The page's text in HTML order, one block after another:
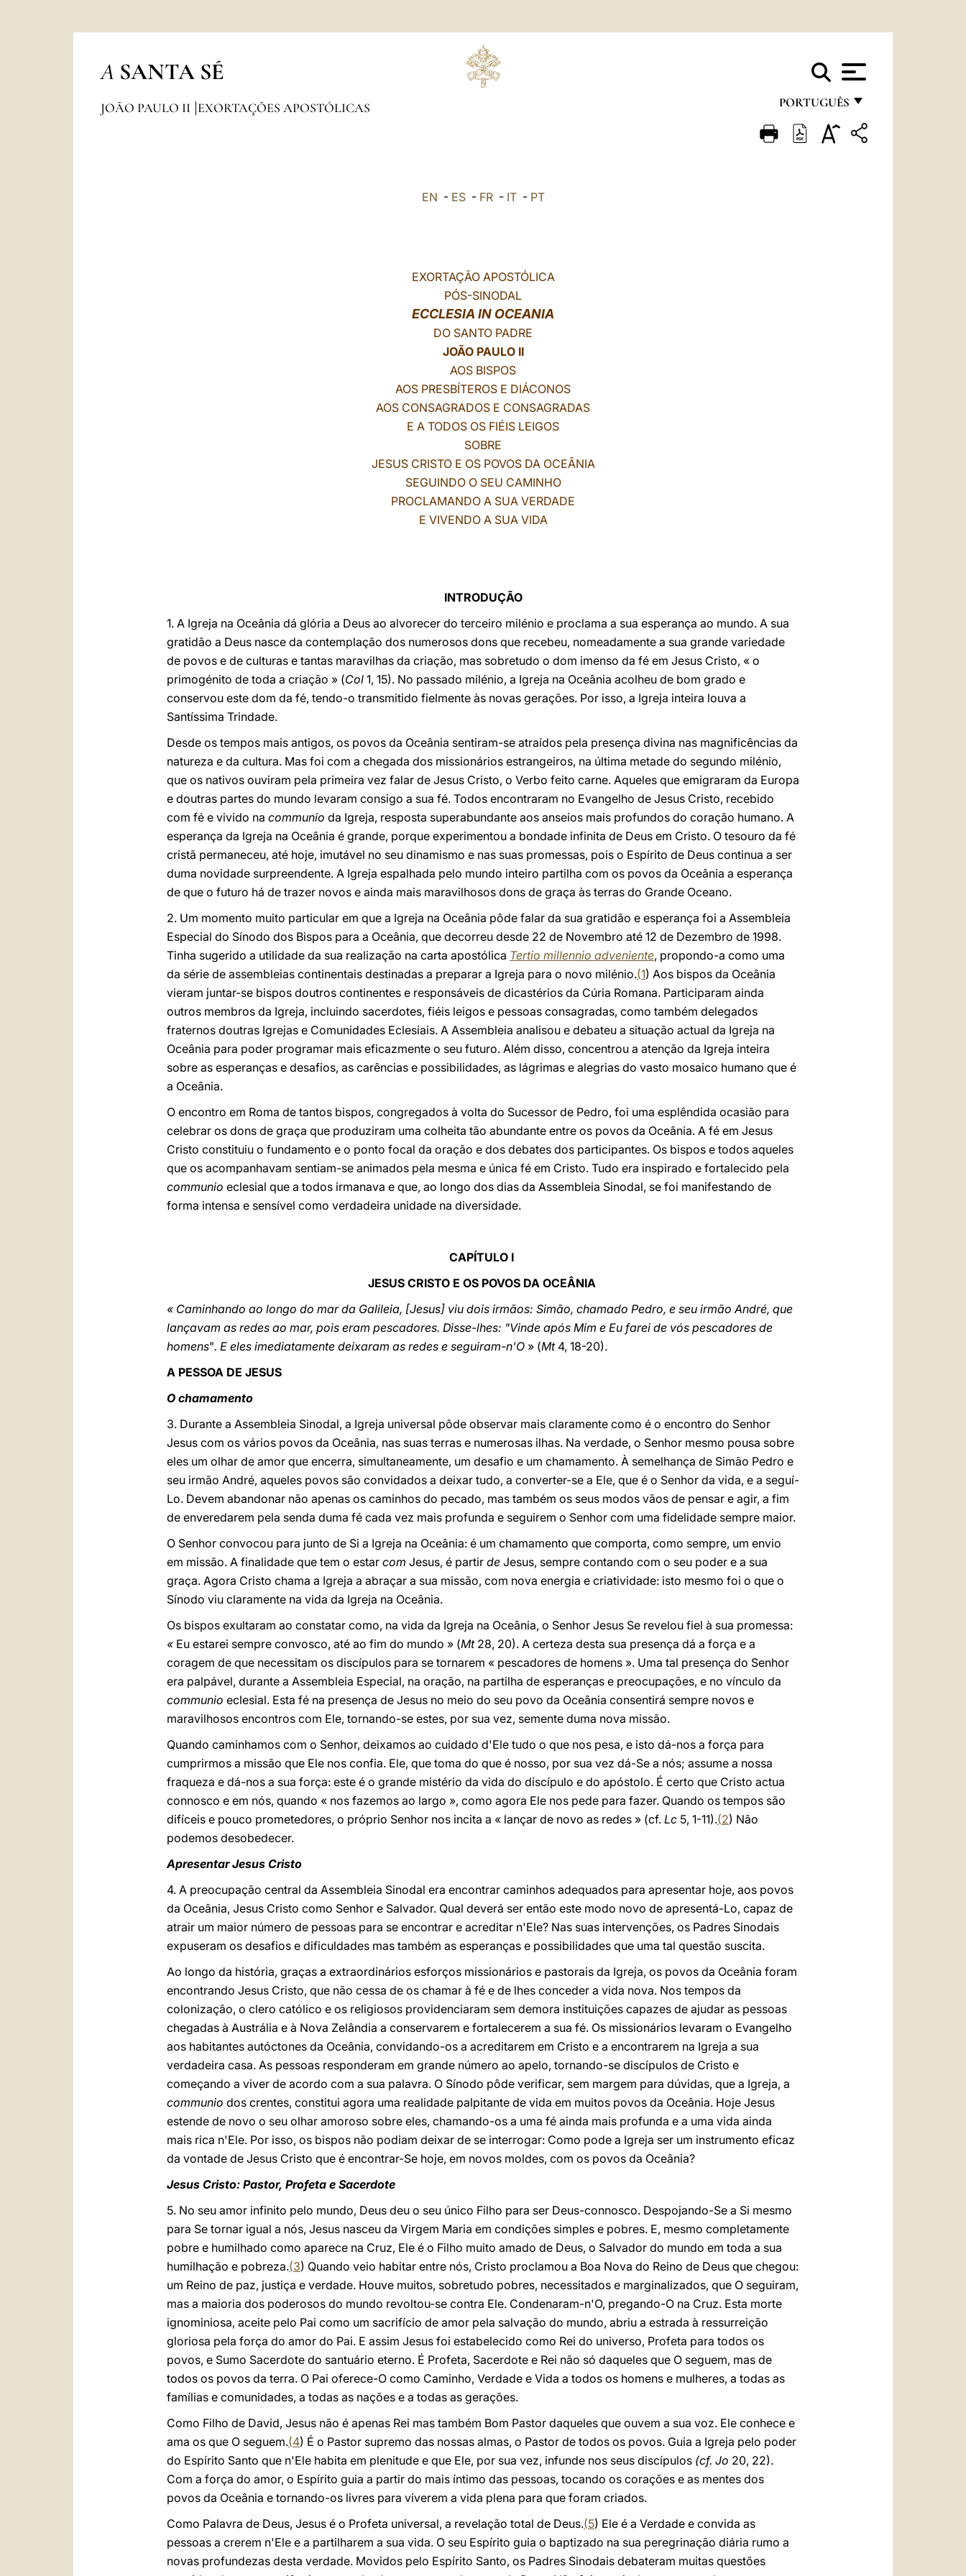
A SANTA SÉ
PORTUGUÊS
FRANÇAIS
JOÃO PAULO II EXORTAÇÕES APOSTÓLICAS
EN - ES- FR- IT- PT
EXORTAÇÃO APOSTÓLICA
PÓS-SINODAL
ECCLESIA IN OCEANIA
DO SANTO PADRE
JOÃO PAULO II
AOS BISPOS
AOS PRESBÍTEROS E DIÁCONOS
AOS CONSAGRADOS E CONSAGRADAS
E A TODOS OS FIÉIS LEIGOS
SOBRE
JESUS CRISTO E OS POVOS DA OCEÂNIA
SEGUINDO O SEU CAMINHO
PROCLAMANDO A SUA VERDADE
E VIVENDO A SUA VIDA
INTRODUÇÃO
1. A Igreja na Oceânia dá glória a Deus ao alvorecer do terceiro milénio e proclama a sua esperança ao mundo. A sua
gratidão a Deus nasce da contemplação dos numerosos dons que recebeu, nomeadamente a sua grande variedade
de povos e de culturas e tantas maravilhas da criação, mas sobretudo o dom imenso da fé em Jesus Cristo, « o
primogénito de toda a criação » (Col 1, 15). No passado milénio, a Igreja na Oceânia acolheu de bom grado e
conservou este dom da fé, tendo-o transmitido fielmente às novas gerações. Por isso, a Igreja inteira louva a
Santíssima Trindade.
Desde os tempos mais antigos, os povos da Oceânia sentiram-se atraídos pela presença divina nas magnificências da
natureza e da cultura. Mas foi com a chegada dos missionários estrangeiros, na última metade do segundo milénio,
que os nativos ouviram pela primeira vez falar de Jesus Cristo, o Verbo feito carne. Aqueles que emigraram da Europa
e doutras partes do mundo levaram consigo a sua fé. Todos encontraram no Evangelho de Jesus Cristo, recebido
com fé e vivido na communio da Igreja, resposta superabundante aos anseios mais profundos do coração humano. A
esperança da Igreja na Oceânia é grande, porque experimentou a bondade infinita de Deus em Cristo. O tesouro da fé
cristã permaneceu, até hoje, imutável no seu dinamismo e nas suas promessas, pois o Espírito de Deus continua a ser
duma novidade surpreendente. A Igreja espalhada pelo mundo inteiro partilha com os povos da Oceânia a esperança
de que o futuro há de trazer novos e ainda mais maravilhosos dons de graça às terras do Grande Oceano.
2. Um momento muito particular em que a Igreja na Oceânia pôde falar da sua gratidão e esperança foi a Assembleia
Especial do Sínodo dos Bispos para a Oceânia, que decorreu desde 22 de Novembro até 12 de Dezembro de 1998.
Tinha sugerido a utilidade da sua realização na carta apostólica Tertio millennio adveniente, propondo-a como uma
da série de assembleias continentais destinadas a preparar a Igreja para o novo milénio.(1) Aos bispos da Oceânia
vieram juntar-se bispos doutros continentes e responsáveis de dicastérios da Cúria Romana. Participaram ainda
outros membros da Igreja, incluindo sacerdotes, fiéis leigos e pessoas consagradas, como também delegados
fraternos doutras Igrejas e Comunidades Eclesiais. A Assembleia analisou e debateu a situação actual da Igreja na
Oceânia para poder programar mais eficazmente o seu futuro. Além disso, concentrou a atenção da Igreja inteira
sobre as esperanças e desafios, as carências e possibilidades, as lágrimas e alegrias do vasto mosaico humano que é
a Oceânia.
O encontro em Roma de tantos bispos, congregados à volta do Sucessor de Pedro, foi uma esplêndida ocasião para
celebrar os dons de graça que produziram uma colheita tão abundante entre os povos da Oceânia. A fé em Jesus
Cristo constituiu o fundamento e o ponto focal da oração e dos debates dos participantes. Os bispos e todos aqueles
que os acompanhavam sentiam-se animados pela mesma e única fé em Cristo. Tudo era inspirado e fortalecido pela
communio eclesial que a todos irmanava e que, ao longo dos dias da Assembleia Sinodal, se foi manifestando de
forma intensa e sensível como verdadeira unidade na diversidade.
CAPÍTULO I
JESUS CRISTO E OS POVOS DA OCEÂNIA
« Caminhando ao longo do mar da Galileia, [Jesus] viu dois irmãos: Simão, chamado Pedro, e seu irmão André, que
lançavam as redes ao mar, pois eram pescadores. Disse-lhes: "Vinde após Mim e Eu farei de vós pescadores de
homens". E eles imediatamente deixaram as redes e seguiram-n'O » (Mt4, 18-20).
A PESSOA DE JESUS
O chamamento
3. Durante a Assembleia Sinodal, a Igreja universal pôde observar mais claramente como é o encontro do Senhor
Jesus com os vários povos da Oceânia, nas suas terras e numerosas ilhas. Na verdade, o Senhor mesmo pousa sobre
eles um olhar de amor que encerra, simultaneamente, um desafio e um chamamento. À semelhança de Simão Pedro e
seu irmão André, aqueles povos são convidados a deixar tudo, a converter-se a Ele, que é o Senhor da vida, e a seguí-
Lo. Devem abandonar não apenas os caminhos do pecado, mas também os seus modos vãos de pensar e agir, a fim
de enveredarem pela senda duma fé cada vez mais profunda e seguirem o Senhor com uma fidelidade sempre maior.
O Senhor convocou para junto de Si a Igreja na Oceânia: é um chamamento que comporta, como sempre, um envio
em missão. A finalidade que tem o estar com Jesus, é partir de Jesus, sempre contando com o seu poder e a sua
graça. Agora Cristo chama a Igreja a abraçar a sua missão, com nova energia e criatividade: isto mesmo foi o que o
Sínodo viu claramente na vida da Igreja na Oceânia.
Os bispos exultaram ao constatar como, na vida da Igreja na Oceânia, o Senhor Jesus Se revelou fiel à sua promessa:
« Eu estarei sempre convosco, até ao fim do mundo » (Mt28, 20). A certeza desta sua presença dá a força e a
coragem de que necessitam os discípulos para se tornarem « pescadores de homens ». Uma tal presença do Senhor
era palpável, durante a Assembleia Especial, na oração, na partilha de esperanças e preocupações, e no vínculo da
communio eclesial. Esta fé na presença de Jesus no meio do seu povo da Oceânia consentirá sempre novos e
maravilhosos encontros com Ele, tornando-se estes, por sua vez, semente duma nova missão.
Quando caminhamos com o Senhor, deixamos ao cuidado d'Ele tudo o que nos pesa, e isto dá-nos a força para
cumprirmos a missão que Ele nos confia. Ele, que toma do que é nosso, por sua vez dá-Se a nós; assume a nossa
fraqueza e dá-nos a sua força: este é o grande mistério da vida do discípulo e do apóstolo. É certo que Cristo actua
connosco e em nós, quando « nos fazemos ao largo », como agora Ele nos pede para fazer. Quando os tempos são
difíceis e pouco prometedores, o próprio Senhor nos incita a « lançar de novo as redes » (cf. Lc 5, 1-11).(2) Não
podemos desobedecer.
Apresentar Jesus Cristo
4. A preocupação central da Assembleia Sinodal era encontrar caminhos adequados para apresentar hoje, aos povos
da Oceânia, Jesus Cristo como Senhor e Salvador. Qual deverá ser então este modo novo de apresentá-Lo, capaz de
atrair um maior número de pessoas para se encontrar e acreditar n'Ele? Nas suas intervenções, os Padres Sinodais
expuseram os desafios e dificuldades mas também as esperanças e possibilidades que uma tal questão suscita.
Ao longo da história, graças a extraordinários esforços missionários e pastorais da Igreja, os povos da Oceânia foram
encontrando Jesus Cristo, que não cessa de os chamar à fé e de lhes conceder a vida nova. Nos tempos da
colonização, o clero católico e os religiosos providenciaram sem demora instituições capazes de ajudar as pessoas
chegadas à Austrália e à Nova Zelândia a conservarem e fortalecerem a sua fé. Os missionários levaram o Evangelho
aos habitantes autóctones da Oceânia, convidando-os a acreditarem em Cristo e a encontrarem na Igreja a sua
verdadeira casa. As pessoas responderam em grande número ao apelo, tornando-se discípulos de Cristo e
começando a viver de acordo com a sua palavra. O Sínodo pôde verificar, sem margem para dúvidas, que a Igreja, a
communio dos crentes, constitui agora uma realidade palpitante de vida em muitos povos da Oceânia. Hoje Jesus
estende de novo o seu olhar amoroso sobre eles, chamando-os a uma fé ainda mais profunda e a uma vida ainda
mais rica n'Ele. Por isso, os bispos não podiam deixar de se interrogar: Como pode a Igreja ser um instrumento eficaz
da vontade de Jesus Cristo que é encontrar-Se hoje, em novos moldes, com os povos da Oceânia?
Jesus Cristo: Pastor, Profeta e Sacerdote
5. No seu amor infinito pelo mundo, Deus deu o seu único Filho para ser Deus-connosco. Despojando-Se a Si mesmo
para Se tornar igual a nós, Jesus nasceu da Virgem Maria em condições simples e pobres. E, mesmo completamente
pobre e humilhado como aparece na Cruz, Ele é o Filho muito amado de Deus, o Salvador do mundo em toda a sua
humilhação e pobreza.(3) Quando veio habitar entre nós, Cristo proclamou a Boa Nova do Reino de Deus que chegou:
um Reino de paz, justiça e verdade. Houve muitos, sobretudo pobres, necessitados e marginalizados, que O seguiram,
mas a maioria dos poderosos do mundo revoltou-se contra Ele. Condenaram-n'O, pregando-O na Cruz. Esta morte
ignominiosa, aceite pelo Pai como um sacrifício de amor pela salvação do mundo, abriu a estrada à ressurreição
gloriosa pela força do amor do Pai. E assim Jesus foi estabelecido como Rei do universo, Profeta para todos os
povos, e Sumo Sacerdote do santuário eterno. É Profeta, Sacerdote e Rei não só daqueles que O seguem, mas de
todos os povos da terra. O Pai oferece-O como Caminho, Verdade e Vida a todos os homens e mulheres, a todas as
famílias e comunidades, a todas as nações e a todas as gerações.
Como Filho de David, Jesus não é apenas Rei mas também Bom Pastor daqueles que ouvem a sua voz. Ele conhece e
ama os que O seguem.(4) É o Pastor supremo das nossas almas, o Pastor de todos os povos. Guia a Igreja pelo poder
do Espírito Santo que n'Ele habita em plenitude e que Ele, por sua vez, infunde nos seus discípulos (cf. Jo 20, 22).
Com a força do amor, o Espírito guia a partir do mais íntimo das pessoas, tocando os corações e as mentes dos
povos da Oceânia e tornando-os livres para viverem a vida plena para que foram criados.
Como Palavra de Deus, Jesus é o Profeta universal, a revelação total de Deus.(5) Ele é a Verdade e convida as
pessoas a crerem n'Ele e a partilharem a sua vida. O seu Espírito guia o baptizado na sua peregrinação diária rumo a
novas profundezas desta verdade. Movidos pelo Espírito Santo, os Padres Sinodais debateram muitas questões